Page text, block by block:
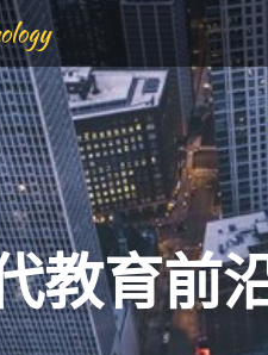
教育前